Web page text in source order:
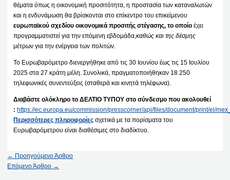
θέματα όπως η οικονομική προσιτότητα, η προστασία των καταναλωτών
και η ενδυνάμωση θα βρίσκονται στο επίκεντρο του επικείμενου
ευρωπαϊκού σχεδίου οικονομικά προσιτής στέγασης, το οποίοέχει
προγραμματιστεί για την επόμενη εβδομάδα,καθώς και της δέσμης
μέτρων για την ενέργεια των πολιτών.
Το Ευρωβαρόμετρο διενεργήθηκε από τις 30 Ιουνίου έως τις 15 Ιουλίου
2025 στα 27 κράτη μέλη. Συνολικά, πραγματοποιήθηκαν 18 250
τηλεφωνικές συνεντεύξεις (σταθερά και κινητά τηλέφωνα).
Διαβάστε ολόκληρο το ΔΕΛΤΙΟ ΤΥΠΟΥ στο σύνδεσμο που ακολουθεί
: https://ec.europa.eu/commission/presscorner/api/files/document/print/el/
Περισσότερες πληροφορίες σχετικά με τα πορίσματα του
Ευρωβαρόμετρου είναι διαθέσιμες στο διαδίκτυο.
← Προηγούμενο Άρθρο
Επόμενο Άρθρο →